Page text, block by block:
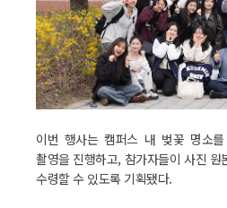
이번 행사는 캠퍼스 내 벚꽃 명소
촬영을 진행하고, 참가자들이 사진
수령할 수 있도록 기획됐다.